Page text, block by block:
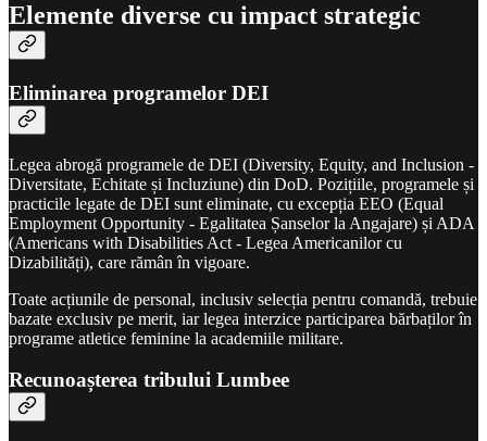
Elemente diverse cu impact strategic
Eliminarea programelor DEI
Legea abrogă programele de DEI (Diversity, Equity, and Inclusion -
Diversitate, Echitate și Incluziune) din DoD. Pozițiile, programele și
practicile legate de DEI sunt eliminate, cu excepția EEO (Equal
Employment Opportunity - Egalitatea Șanselor la Angajare) și ADA
(Americans with Disabilities Act - Legea Americanilor cu
Dizabilități), care rămân în vigoare.
Toate acțiunile de personal, inclusiv selecția pentru comandă, trebuie
bazate exclusiv pe merit, iar legea interzice participarea bărbaților în
programe atletice feminine la academiile militare.
Recunoașterea tribului Lumbee